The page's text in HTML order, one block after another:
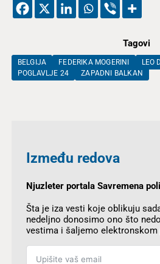
Tagovi
BELGIJA FEDERIKA MOGERINI LEO
POGLAVLJE 24
ZAPADNI BALKAN
Između redova
Njuzleter portala Savremena
Šta je iza vesti koje oblikuju
nedeljno donosimo ono što
vestima i šaljemo elektronskom